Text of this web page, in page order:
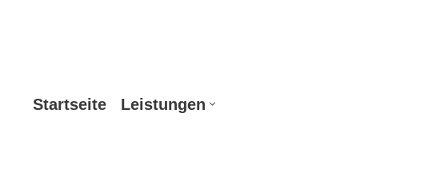
Startseite Leistungen